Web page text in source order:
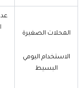
المحلات الصغيرة
الاستخدام اليومي
البسيط